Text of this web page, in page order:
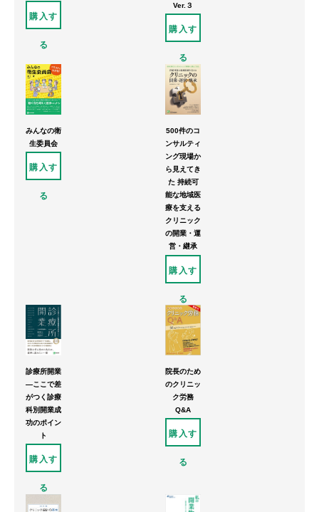
購入す
る
Ver.３
購入す
る
みんなの衛
生委員会
購入す
る
500件のコ
ンサルティ
ング現場か
ら見えてき
た 持続可
能な地域医
療を支える
クリニック
の開業・運
営・継承
購入す
る
診療所開業
―ここで差
がつく診療
科別開業成
功のポイン
ト
購入す
る
院長のため
のクリニッ
ク労務
Q&A
購入す
る